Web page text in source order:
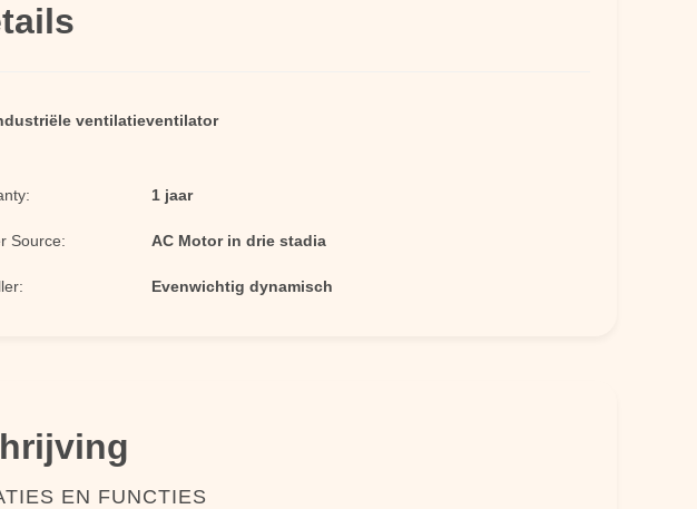
ventilatieventilator
1 jaar
Source: AC Motor in drie stadia
Evenwichtig dynamisch
EN FUNCTIES